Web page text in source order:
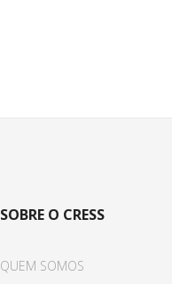
SOBRE O CRESS
QUEM SOMOS